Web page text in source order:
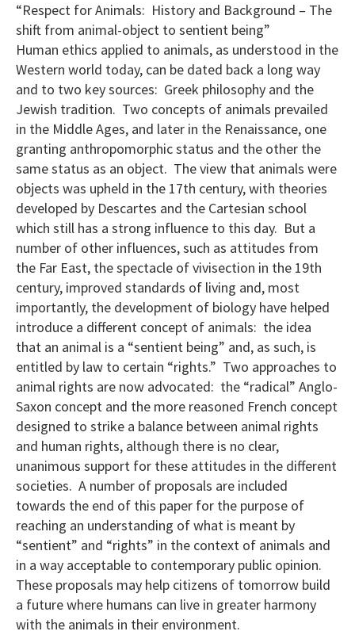
“Respect for Animals: History and Background – The
shift from animal-object to sentient being”
Human ethics applied to animals, as understood in the
Western world today, can be dated back a long way
and to two key sources: Greek philosophy and the
Jewish tradition. Two concepts of animals prevailed
in the Middle Ages, and later in the Renaissance, one
granting anthropomorphic status and the other the
same status as an object. The view that animals were
objects was upheld in the 17th century, with theories
developed by Descartes and the Cartesian school
which still has a strong influence to this day. But a
number of other influences, such as attitudes from
the Far East, the spectacle of vivisection in the 19th
century, improved standards of living and, most
importantly, the development of biology have helped
introduce a different concept of animals: the idea
that an animal is a “sentient being” and, as such, is
entitled by law to certain “rights.” Two approaches to
animal rights are now advocated: the “radical” Anglo-
Saxon concept and the more reasoned French concept
designed to strike a balance between animal rights
and human rights, although there is no clear,
unanimous support for these attitudes in the different
societies. A number of proposals are included
towards the end of this paper for the purpose of
reaching an understanding of what is meant by
“sentient” and “rights” in the context of animals and
in a way acceptable to contemporary public opinion.
These proposals may help citizens of tomorrow build
a future where humans can live in greater harmony
with the animals in their environment.